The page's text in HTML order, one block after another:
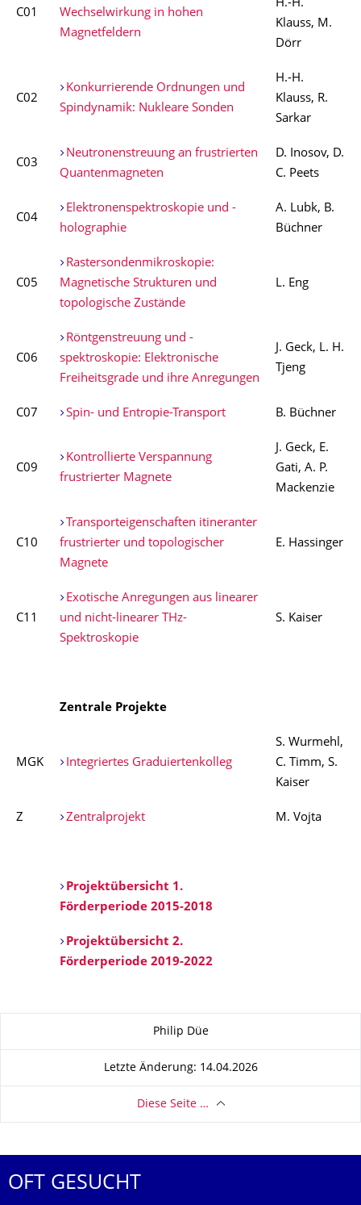
C01
Wechselwirkung in hohen
Magnetfeldern
H.-H.
Klauss, M.
Dörr
C02
Konkurrierende Ordnungen und
Spindynamik: Nukleare Sonden
H.-H.
Klauss, R.
Sarkar
C03
Neutronenstreuung an frustrierten
Quantenmagneten
D. Inosov, D.
C. Peets
C04
Elektronenspektroskopie und -
holographie
A. Lubk, B.
Büchner
C05
Rastersondenmikroskopie:
Magnetische Strukturen und
topologische Zustände
L. Eng
C06
Röntgenstreuung und -
spektroskopie: Elektronische
Freiheitsgrade und ihre Anregungen
J. Geck, L. H.
Tjeng
C07 Spin- und Entropie-Transport B. Büchner
C09
Kontrollierte Verspannung
frustrierter Magnete
J. Geck, E.
Gati, A. P.
Mackenzie
C10
Transporteigenschaften itineranter
frustrierter und topologischer
Magnete
E. Hassinger
C11
Exotische Anregungen aus linearer
und nicht-linearer THz-
Spektroskopie
S. Kaiser
Zentrale Projekte
MGK Integriertes Graduiertenkolleg
S. Wurmehl,
C. Timm, S.
Kaiser
Z Zentralprojekt M. Vojta
Projektübersicht 1.
Förderperiode 2015-2018
Projektübersicht 2.
Förderperiode 2019-2022
Philip Düe
Letzte Änderung: 14.04.2026
Diese Seite …
OFT GESUCHT